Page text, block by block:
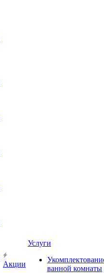
Акции
Услуги
ванной комнаты